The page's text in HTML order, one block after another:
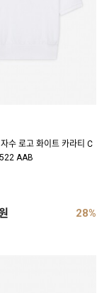
수 로고 화이트 카라티 C
AAB
28%